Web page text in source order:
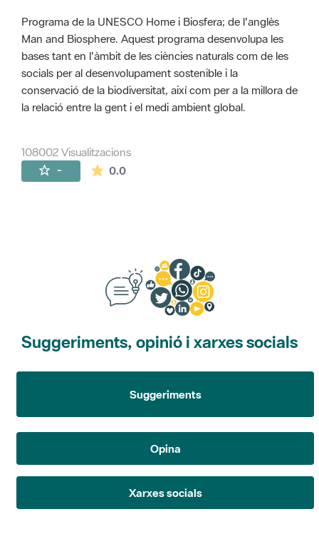
Programa de la UNESCO Home i Biosfera; de l'anglès
Man and Biosphere. Aquest programa desenvolupa les
bases tant en l'àmbit de les ciències naturals com de les
socials per al desenvolupament sostenible i la
conservació de la biodiversitat, així com per a la millora de
la relació entre la gent i el medi ambient global.
108002 Visualitzacions
- 0.0La mitjana de les valoracions és de 0
Suggeriments, opinió i xarxes socials
Suggeriments
Opina
Xarxes socials